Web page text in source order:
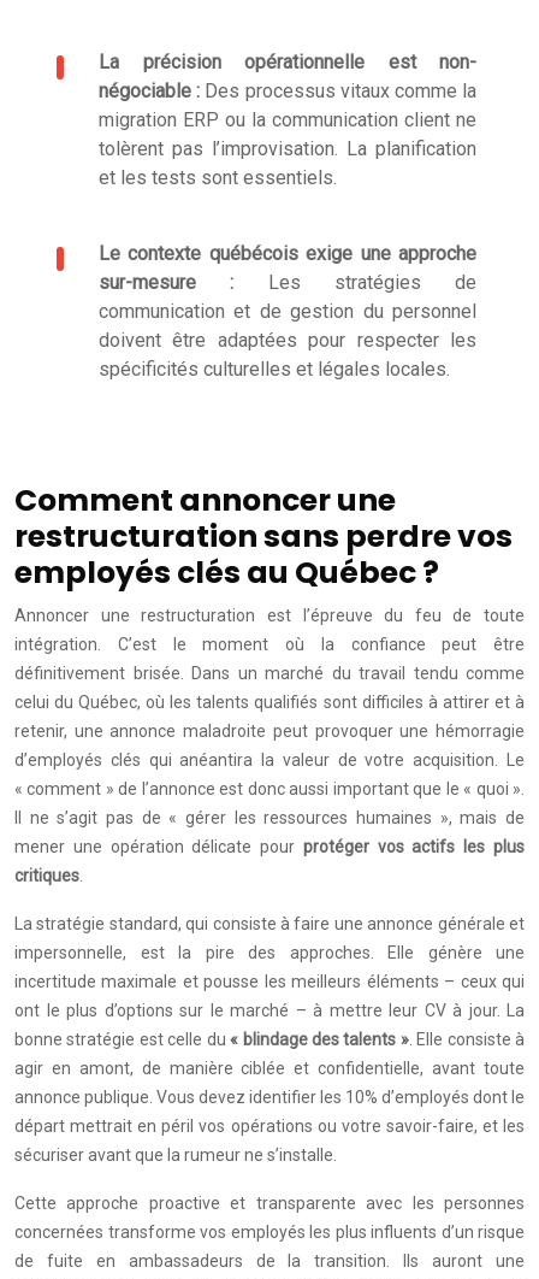
La précision opérationnelle est non-
négociable : Des processus vitaux comme la
migration ERP ou la communication client ne
tolèrent pas l’improvisation. La planification
et les tests sont essentiels.
Le contexte québécois exige une approche
sur-mesure : Les stratégies de
communication et de gestion du personnel
doivent être adaptées pour respecter les
spécificités culturelles et légales locales.
Comment annoncer une
restructuration sans perdre vos
employés clés au Québec ?
Annoncer une restructuration est l’épreuve du feu de toute
intégration. C’est le moment où la confiance peut être
définitivement brisée. Dans un marché du travail tendu comme
celui du Québec, où les talents qualifiés sont difficiles à attirer et à
retenir, une annonce maladroite peut provoquer une hémorragie
d’employés clés qui anéantira la valeur de votre acquisition. Le
« comment » de l’annonce est donc aussi important que le « quoi ».
Il ne s’agit pas de « gérer les ressources humaines », mais de
mener une opération délicate pour protéger vos actifs les plus
critiques
La stratégie standard, qui consiste à faire une annonce générale et
impersonnelle, est la pire des approches. Elle génère une
incertitude maximale et pousse les meilleurs éléments – ceux qui
ont le plus d’options sur le marché – à mettre leur CV à jour. La
bonne stratégie est celle du« blindage des talents ». Elle consiste à
agir en amont, de manière ciblée et confidentielle, avant toute
annonce publique. Vous devez identifier les 10% d’employés dont le
départ mettrait en péril vos opérations ou votre savoir-faire, et les
sécuriser avant que la rumeur ne s’installe.
Cette approche proactive et transparente avec les personnes
concernées transforme vos employés les plus influents d’un risque
de fuite en ambassadeurs de la transition. Ils auront une